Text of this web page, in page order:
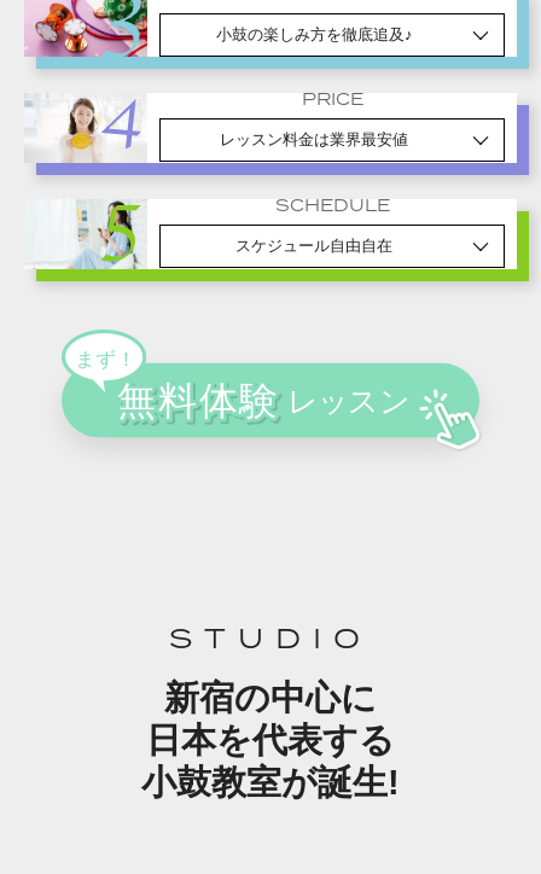
小鼓の楽しみ方を徹底追及♪
PRICE
レッスン料金は業界最安値
SCHEDULE
スケジュール自由自在
STUDIO
新宿の中心に
日本を代表する
小鼓教室が誕生!